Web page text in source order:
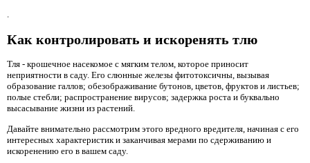
.
Как контролировать и искоренять тлю
Тля - крошечное насекомое с мягким телом, которое приносит
неприятности в саду. Его слюнные железы фитотоксичны, вызывая
образование галлов; обезображивание бутонов, цветов, фруктов и листьев;
полые стебли; распространение вирусов; задержка роста и буквально
высасывание жизни из растений.
Давайте внимательно рассмотрим этого вредного вредителя, начиная с его
интересных характеристик и заканчивая мерами по сдерживанию и
искоренению его в вашем саду.